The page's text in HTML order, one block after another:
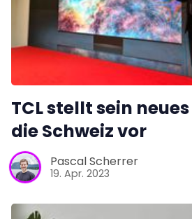
TCL stellt sein
die Schweiz vor
Pascal Scherrer
19. Apr. 2023